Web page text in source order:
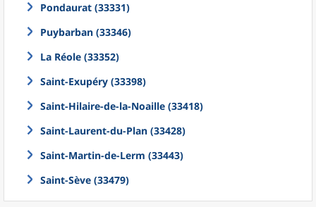
Pondaurat (33331)
Puybarban (33346)
La Réole (33352)
Saint-Exupéry (33398)
Saint-Hilaire-de-la-Noaille (33418)
Saint-Laurent-du-Plan (33428)
Saint-Martin-de-Lerm (33443)
Saint-Sève (33479)